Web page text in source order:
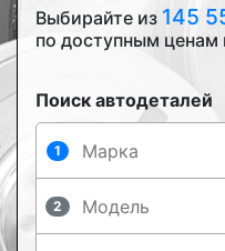
Выбирайте из 145
по доступным ценам
Поиск автодеталей
1
2